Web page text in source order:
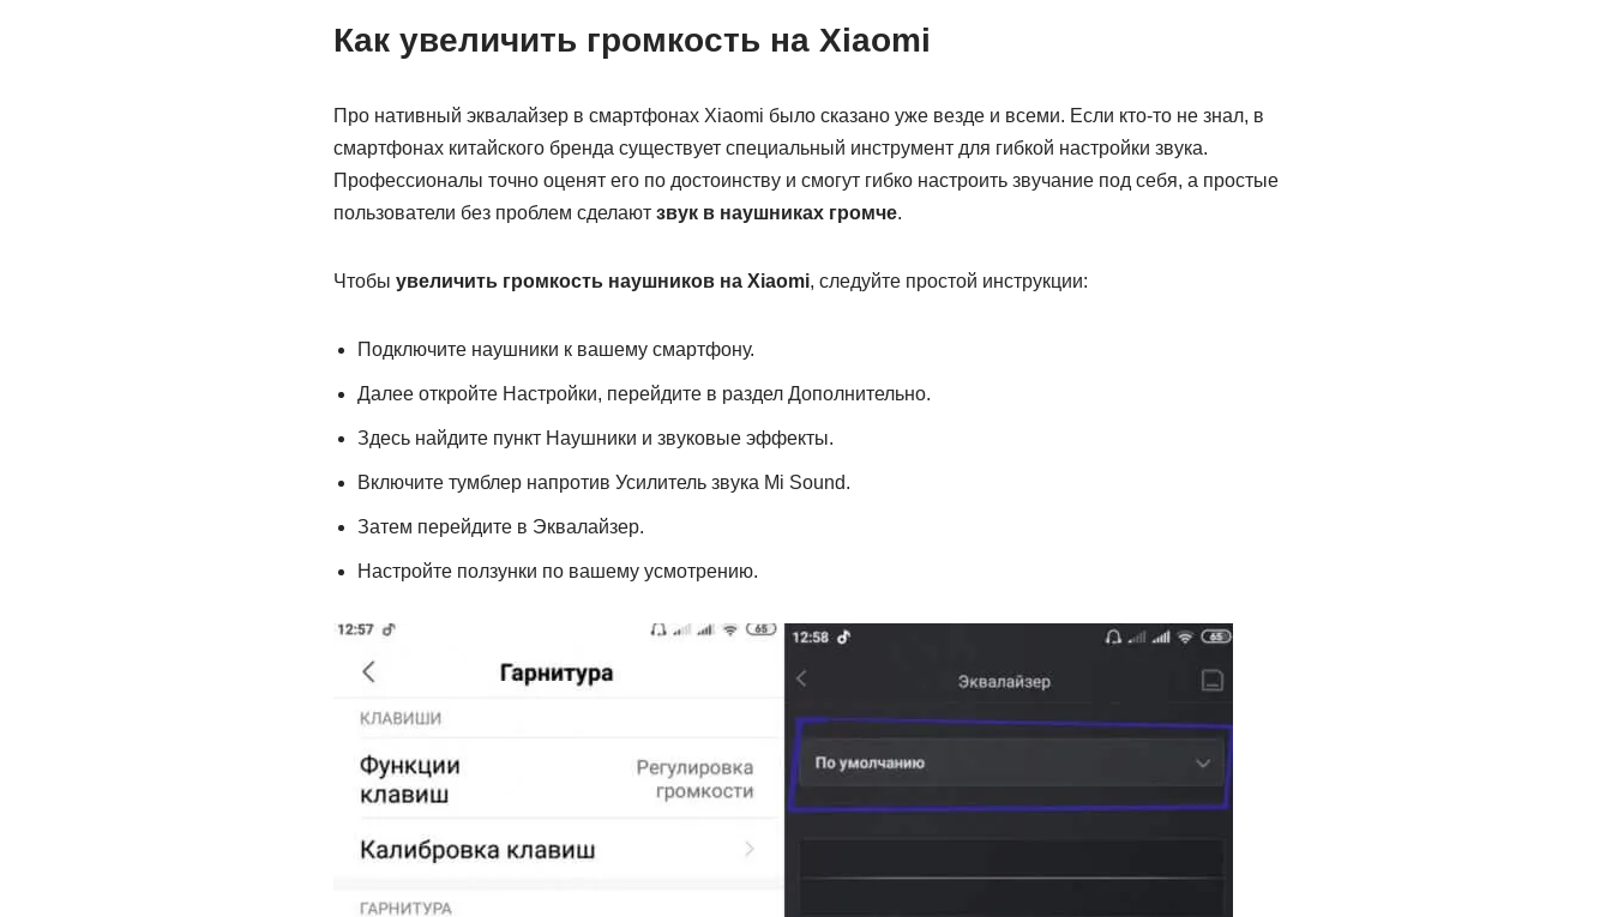
Как увеличить громкость на Xiaomi
Про нативный эквалайзер в смартфонах Xiaomi было сказано уже везде и всеми. Если кто-то не знал, в
смартфонах китайского бренда существует специальный инструмент для гибкой настройки звука.
Профессионалы точно оценят его по достоинству и смогут гибко настроить звучание под себя, а простые
пользователи без проблем сделают звук в наушниках громче.
Чтобы увеличить громкость наушников на Xiaomi, следуйте простой инструкции:
Подключите наушники к вашему смартфону.
Далее откройте Настройки, перейдите в раздел Дополнительно.
Здесь найдите пункт Наушники и звуковые эффекты.
Включите тумблер напротив Усилитель звука Mi Sound.
Затем перейдите в Эквалайзер.
Настройте ползунки по вашему усмотрению.